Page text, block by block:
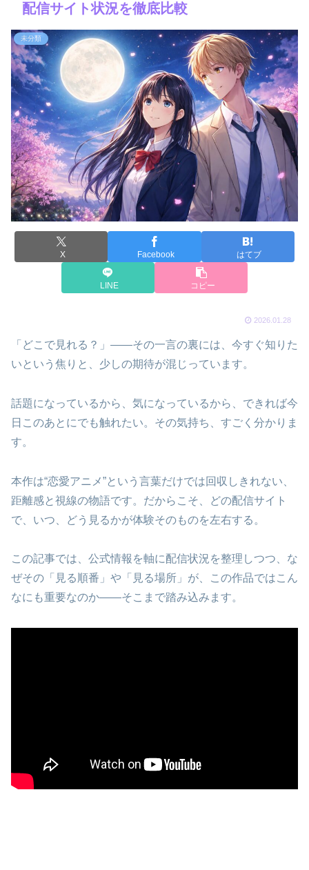
配信サイト状況を徹底比較
未分類
X Facebook はてブ
LINE コピー
2026.01.28
「どこで見れる？」――その一言の裏には、今すぐ知りた
いという焦りと、少しの期待が混じっています。
話題になっているから、気になっているから、できれば今
日このあとにでも触れたい。その気持ち、すごく分かりま
す。
本作は“恋愛アニメ”という言葉だけでは回収しきれない、
距離感と視線の物語です。だからこそ、どの配信サイト
で、いつ、どう見るかが体験そのものを左右する。
この記事では、公式情報を軸に配信状況を整理しつつ、な
ぜその「見る順番」や「見る場所」が、この作品ではこん
なにも重要なのか――そこまで踏み込みます。